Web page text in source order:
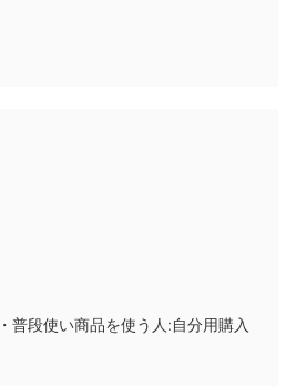
普段使い商品を使う人:自分用購入